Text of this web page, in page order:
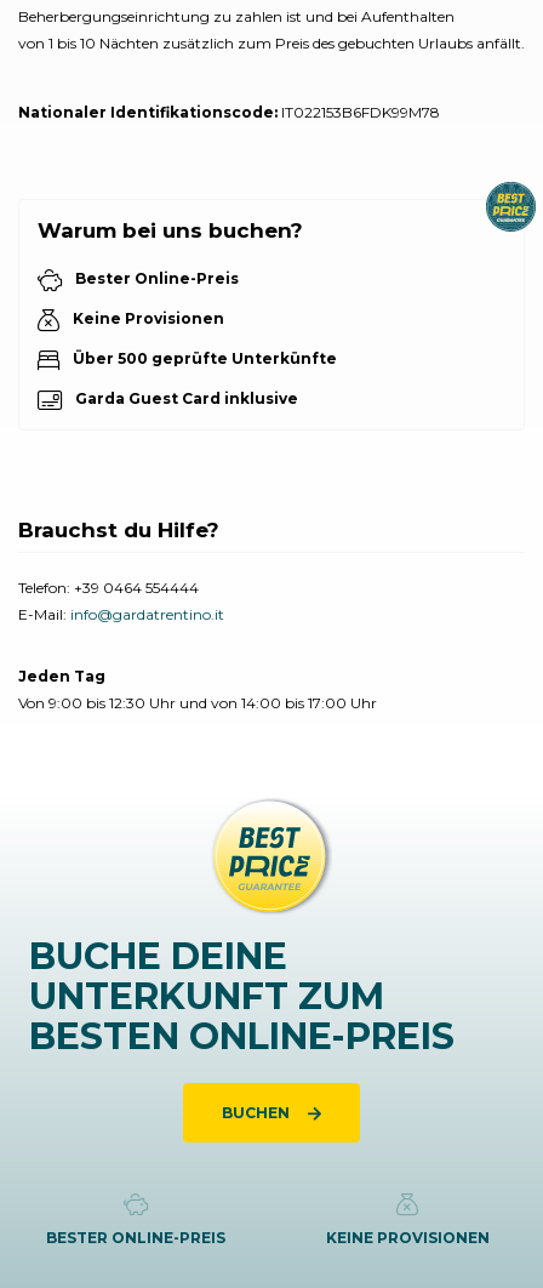
Beherbergungseinrichtung zu zahlen ist und bei Aufenthalten
von 1 bis 10 Nächten zusätzlich zum Preis des gebuchten Urlaubs anfällt.
Nationaler Identifikationscode: IT022153B6FDK99M78
Warum bei uns buchen?
Bester Online-Preis
Keine Provisionen
Über 500 geprüfte Unterkünfte
Garda Guest Card inklusive
Brauchst du Hilfe?
Telefon: +39 0464 554444
E-Mail: info@gardatrentino.it
Jeden Tag
Von 9:00 bis 12:30 Uhr und von 14:00 bis 17:00 Uhr
BUCHE DEINE
UNTERKUNFT ZUM
BESTEN ONLINE-PREIS
BUCHEN
BESTER ONLINE-PREIS KEINE PROVISIONEN